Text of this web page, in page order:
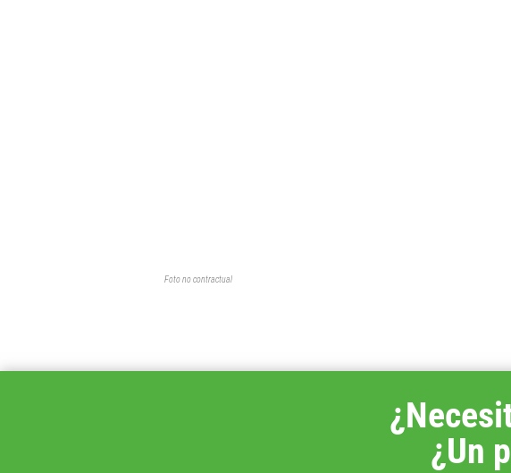
Foto no contractual
¿Un